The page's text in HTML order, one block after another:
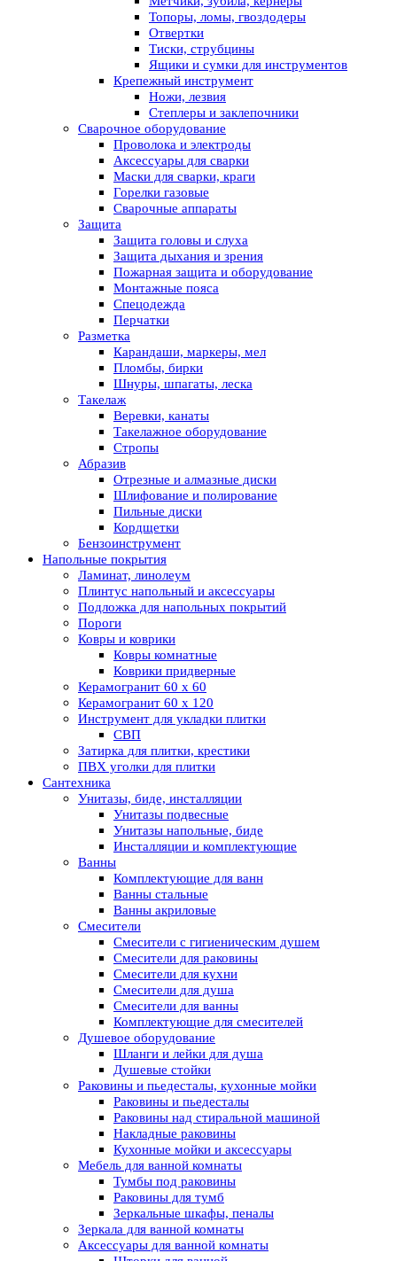
Топоры, ломы, гвоздодеры
Отвертки
Тиски, струбцины
Ящики и сумки для инструментов
Крепежный инструмент
Ножи, лезвия
Степлеры и заклепочники
Сварочное оборудование
Проволока и электроды
Аксессуары для сварки
Маски для сварки, краги
Горелки газовые
Сварочные аппараты
Защита
Защита головы и слуха
Защита дыхания и зрения
Пожарная защита и оборудование
Монтажные пояса
Спецодежда
Перчатки
Разметка
Карандаши, маркеры, мел
Пломбы, бирки
Шнуры, шпагаты, леска
Такелаж
Веревки, канаты
Такелажное оборудование
Стропы
Абразив
Отрезные и алмазные диски
Шлифование и полирование
Пильные диски
Кордщетки
Бензоинструмент
Напольные покрытия
Ламинат, линолеум
Плинтус напольный и аксессуары
Подложка для напольных покрытий
Пороги
Ковры и коврики
Ковры комнатные
Коврики придверные
Керамогранит 60 х 60
Керамогранит 60 х 120
Инструмент для укладки плитки
СВП
Затирка для плитки, крестики
ПВХ уголки для плитки
Сантехника
Унитазы, биде, инсталляции
Унитазы подвесные
Унитазы напольные, биде
Инсталляции и комплектующие
Ванны
Комплектующие для ванн
Ванны стальные
Ванны акриловые
Смесители
Смесители с гигиеническим душем
Смесители для раковины
Смесители для кухни
Смесители для душа
Смесители для ванны
Комплектующие для смесителей
Душевое оборудование
Шланги и лейки для душа
Душевые стойки
Раковины и пьедесталы, кухонные мойки
Раковины и пьедесталы
Раковины над стиральной машиной
Накладные раковины
Кухонные мойки и аксессуары
Мебель для ванной комнаты
Тумбы под раковины
Раковины для тумб
Зеркальные шкафы, пеналы
Зеркала для ванной комнаты
Аксессуары для ванной комнаты